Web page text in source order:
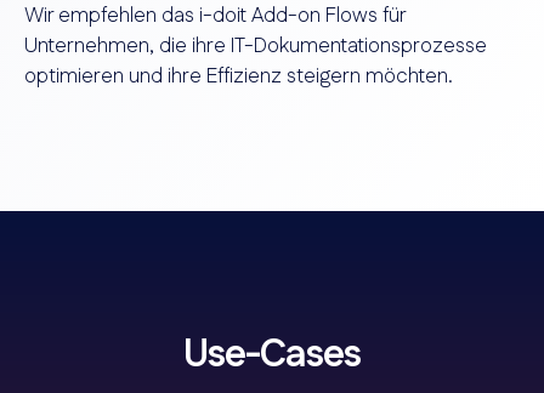
Wir empfehlen das i-doit Add-on Flows für
Unternehmen, die ihre IT-Dokumentationsprozesse
optimieren und ihre Effizienz steigern möchten.
Use-Cases